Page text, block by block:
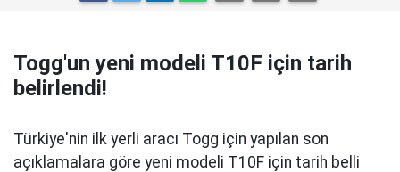
Togg'un yeni modeli T10F için tarih
belirlendi!
Türkiye'nin ilk yerli aracı Togg için yapılan son
açıklamalara göre yeni modeli T10F için tarih belli